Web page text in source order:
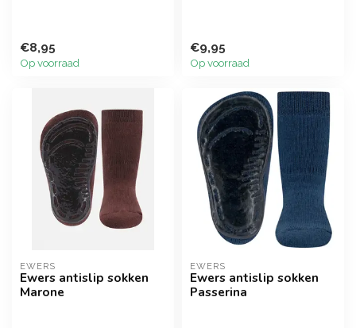
€8,95
Op voorraad
€9,95
Op voorraad
EWERS
Ewers antislip sokken
Marone
EWERS
Ewers antislip sokken
Passerina